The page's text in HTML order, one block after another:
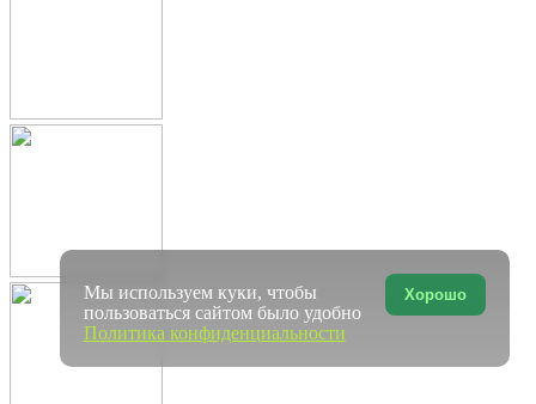
Хорошо
Мы используем куки, чтобы
пользоваться сайтом было удобно
Политика конфиденциальности